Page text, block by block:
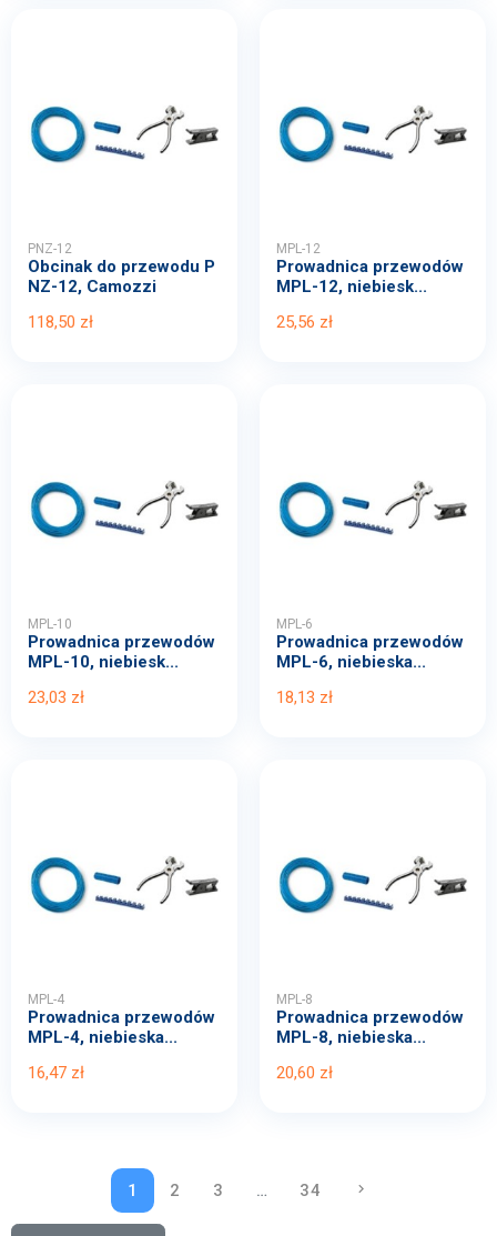
PNZ-12
Obcinak do przewodu P
NZ-12, Camozzi
118,50 zł
MPL-12
Prowadnica przewodów
MPL-12, niebiesk...
25,56 zł
MPL-10
Prowadnica przewodów
MPL-10, niebiesk...
23,03 zł
MPL-6
Prowadnica przewodów
MPL-6, niebieska...
18,13 zł
MPL-4
Prowadnica przewodów
MPL-4, niebieska...
16,47 zł
MPL-8
Prowadnica przewodów
MPL-8, niebieska...
20,60 zł
1 2 3 … 34 keyboard_arrow_rightNASTĘPNY